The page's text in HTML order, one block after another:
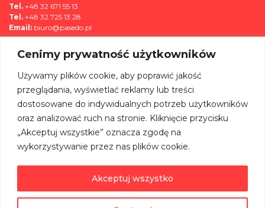
Cenimy prywatność użytkowników
Używamy plików cookie, aby poprawić jakość
przeglądania, wyświetlać reklamy lub treści
dostosowane do indywidualnych potrzeb użytkowników
oraz analizować ruch na stronie. Kliknięcie przycisku
„Akceptuj wszystkie” oznacza zgodę na
wykorzystywanie przez nas plików cookie.
Akceptuj wszystko
Tel. +48 32 671 55 13
Tel. +48 32 725 13 28
Email: biuro@pasedo.pl
ul. Przemysłowa 11
MEDIA
DOŁĄCZ DO NAS NA: